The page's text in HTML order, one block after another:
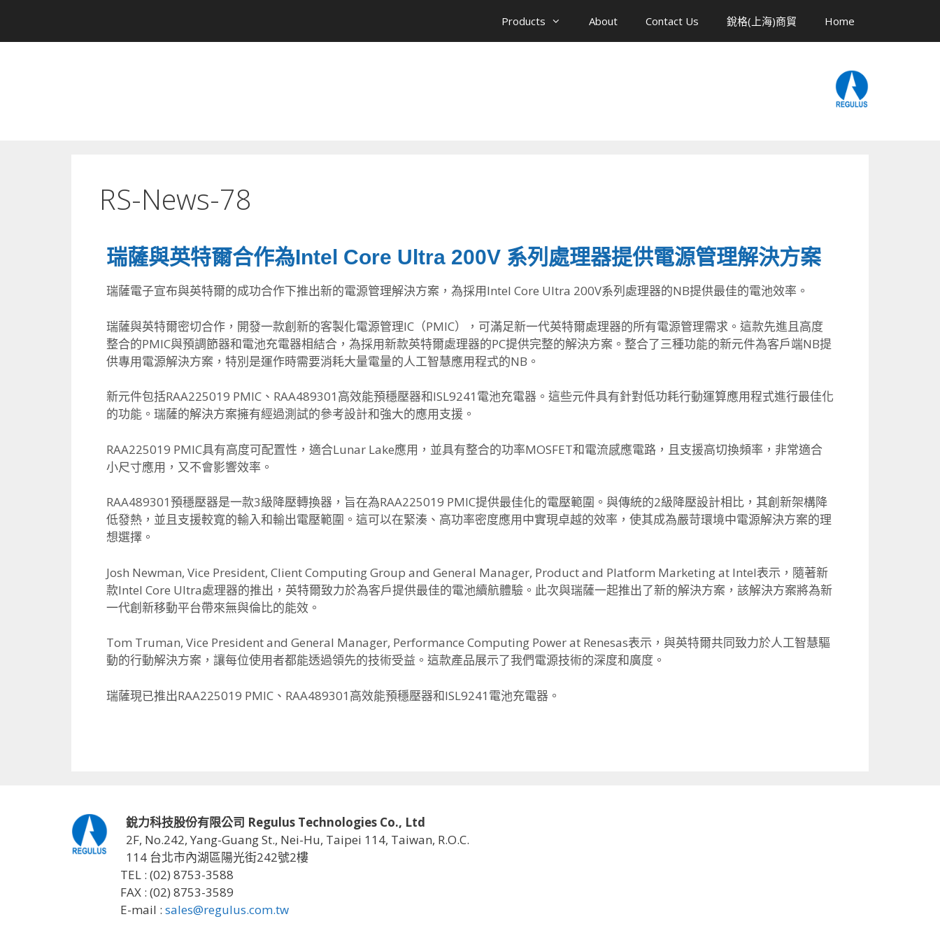
Products About Contact Us 銳格(上海)商貿 Home
RS-News-78
瑞薩與英特爾合作為Intel Core Ultra 200V 系列處理器提供電源管理解決方案
瑞薩電子宣布與英特爾的成功合作下推出新的電源管理解決方案， 為採用Intel Core Ultra 200V系列處理器的NB提供最佳的電池效率。
瑞薩與英特爾密切合作，開發一款創新的客製化電源管理IC（PMIC），可滿足新一代英特爾處理器的所有電源管理需求。 這款先進且高度
整合的PMIC與預調節器和電池充電器相結合， 為採用新款英特爾處理器的PC提供完整的解決方案。 整合了三種功能的新元件為客戶端NB提
供專用電源解決方案， 特別是運作時需要消耗大量電量的人工智慧應用程式的NB。
新元件包括RAA225019 PMIC、 RAA489301高效能預穩壓器和ISL9241電池充電器。 這些元件具有針對低功耗行動運算應用程式進行最佳化
的功能。 瑞薩的解決方案擁有經過測試的參考設計和強大的應用支援。
RAA225019 PMIC具有高度可配置性，適合Lunar Lake應用，並具有整合的功率MOSFET和電流感應電路， 且支援高切換頻率，非常適合
小尺寸應用，又不會影響效率。
RAA489301預穩壓器是一款3級降壓轉換器， 旨在為RAA225019 PMIC提供最佳化的電壓範圍。與傳統的2級降壓設計相比， 其創新架構降
低發熱，並且支援較寬的輸入和輸出電壓範圍。 這可以在緊湊、高功率密度應用中實現卓越的效率， 使其成為嚴苛環境中電源解決方案的理
想選擇。
Josh Newman, Vice President, Client Computing Group and General Manager, Product and Platform Marketing at Intel表示，隨著新
款Intel Core Ultra處理器的推出， 英特爾致力於為客戶提供最佳的電池續航體驗。 此次與瑞薩一起推出了新的解決方案， 該解決方案將為新
一代創新移動平台帶來無與倫比的能效。
Tom Truman, Vice President and General Manager, Performance Computing Power at Renesas表示， 與英特爾共同致力於人工智慧驅
動的行動解決方案， 讓每位使用者都能透過領先的技術受益。 這款產品展示了我們電源技術的深度和廣度。
瑞薩現已推出RAA225019 PMIC、 RAA489301高效能預穩壓器和ISL9241電池充電器。
銳力科技股份有限公司 Regulus Technologies Co., Ltd
2F, No.242, Yang-Guang St., Nei-Hu, Taipei 114, Taiwan, R.O.C.
114 台北市內湖區陽光街242號2樓
TEL : (02) 8753-3588
FAX : (02) 8753-3589
E-mail : sales@regulus.com.tw